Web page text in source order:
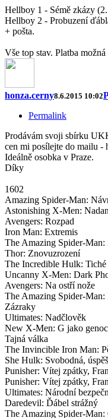
Hellboy 1 - Sémě zkázy
Hellboy 2 - Probuzení
+ pošta.
Vše top stav. Platba
honza.cerny8.6.2015 10:02
Permalink
Prodávám svoji sbírku
cen mi posílejte do mailu -
Ideálně osobka v Praze.
Díky
1602
Amazing Spider-Man:
Astonishing X-Men:
Avengers: Rozpad
Iron Man: Extremis
The Amazing Spider-Man:
Thor: Znovuzrození
The Incredible Hulk:
Uncanny X-Men: Dark
Avengers: Na ostří nože
The Amazing Spider-
Zázraky
Ultimates: Nadčlověk
New X-Men: G jako
Tajná válka
The Invincible Iron Man:
She Hulk: Svobodná,
Punisher: Vítej zpátky,
Punisher: Vítej zpátky,
Ultimates: Národní
Daredevil: Ďábel strážný
The Amazing Spider-Man: